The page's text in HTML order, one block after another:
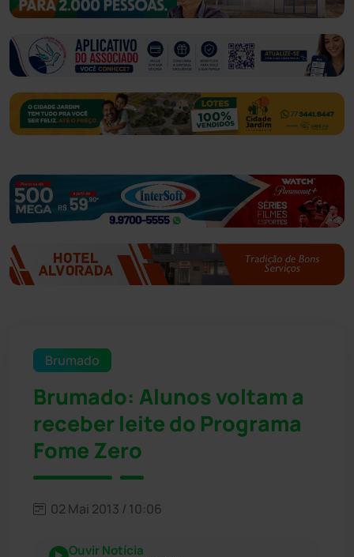
Brumado
Brumado: Alunos voltam a
receber leite do Programa
Fome Zero
02 Mai 2013 / 10:06
Ouvir Notícia